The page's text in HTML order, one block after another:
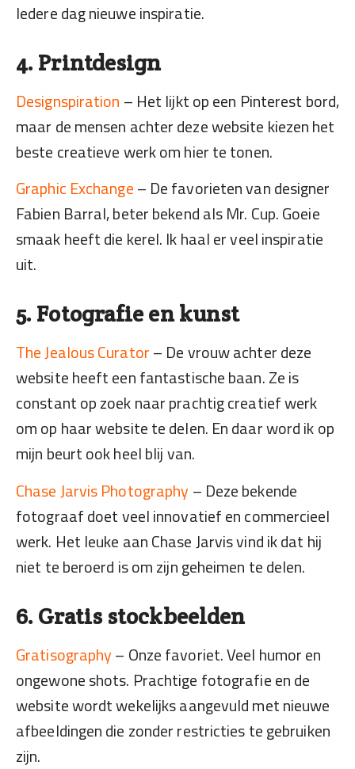
Iedere dag nieuwe inspiratie.
4. Printdesign
Designspiration – Het lijkt op een Pinterest bord,
maar de mensen achter deze website kiezen het
beste creatieve werk om hier te tonen.
Graphic Exchange– De favorieten van designer
Fabien Barral, beter bekend als Mr. Cup. Goeie
smaak heeft die kerel. Ik haal er veel inspiratie
uit.
5. Fotografie en kunst
The Jealous Curator– De vrouw achter deze
website heeft een fantastische baan. Ze is
constant op zoek naar prachtig creatief werk
om op haar website te delen. En daar word ik op
mijn beurt ook heel blij van.
Chase Jarvis Photography – Deze bekende
fotograaf doet veel innovatief en commercieel
werk. Het leuke aan Chase Jarvis vind ik dat hij
niet te beroerd is om zijn geheimen te delen.
6. Gratis stockbeelden
Gratisography– Onze favoriet. Veel humor en
ongewone shots. Prachtige fotografie en de
website wordt wekelijks aangevuld met nieuwe
afbeeldingen die zonder restricties te gebruiken
zijn.